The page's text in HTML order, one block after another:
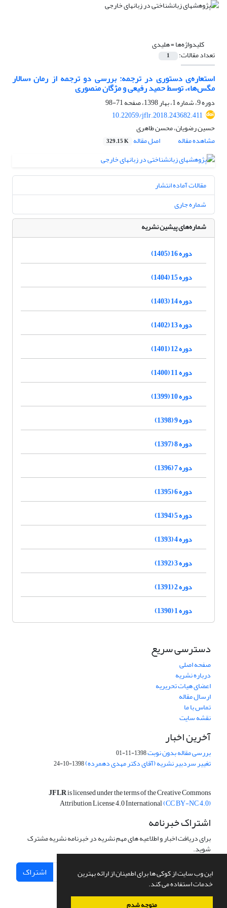
این وب سایت از کوکی ها برای اطمینان از ارائه بهترین
خدمات استفاده می کند.
متوجه شدم
کلیدواژه‌ها =هلیدی
تعداد مقالات: 1
استعار‌ه‌ی دستوری در ترجمه: بررسی دو ترجمه از رمان «سالار
مگس‌ها»، توسط حمید رفیعی و مژگان منصوری
دوره 9، شماره 1، بهار 1398، صفحه
71-98
10.22059/jflr.2018.243682.411
حسین رضویان، محسن طاهری
مشاهده مقاله
اصل مقاله 329.15 K
مقالات آماده انتشار
شماره جاری
شماره‌های پیشین نشریه
دوره 16 (1405)
دوره 15 (1404)
دوره 14 (1403)
دوره 13 (1402)
دوره 12 (1401)
دوره 11 (1400)
دوره 10 (1399)
دوره 9 (1398)
دوره 8 (1397)
دوره 7 (1396)
دوره 6 (1395)
دوره 5 (1394)
دوره 4 (1393)
دوره 3 (1392)
دوره 2 (1391)
دوره 1 (1390)
دسترسی سریع
صفحه اصلی
درباره نشریه
اعضای هیات تحریریه
ارسال مقاله
تماس با ما
نقشه سایت
آخرین اخبار
بررسی مقاله بدون نوبت1398-11-01
تغییر سردبیر نشریه (آقای دکتر مهدی دهمرده)1398-10-24
JFLRis licensed under the terms of the Creative Commons
Attribution License 4.0 International(CC BY-NC 4.0)
اشتراک خبرنامه
برای دریافت اخبار و اطلاعیه های مهم نشریه در خبرنامه نشریه مشترک
شوید.
اشتراک